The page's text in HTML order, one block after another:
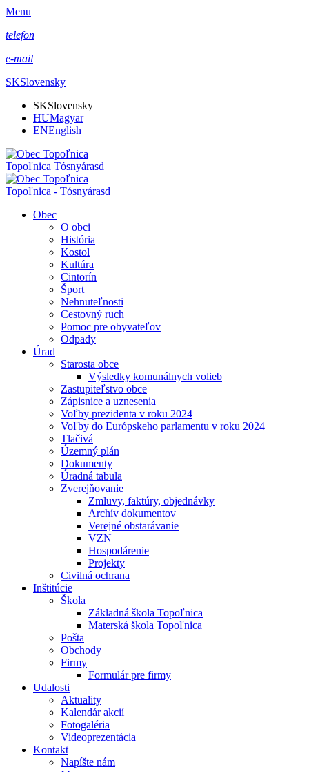
Menu
telefon
e-mail
SKSlovensky
SKSlovensky
HUMagyar
ENEnglish
Topoľnica Tósnyárasd
Topoľnica - Tósnyárasd
Obec
O obci
História
Kostol
Kultúra
Cintorín
Šport
Nehnuteľnosti
Cestovný ruch
Pomoc pre obyvateľov
Odpady
Úrad
Starosta obce
Výsledky komunálnych volieb
Zastupiteľstvo obce
Zápisnice a uznesenia
Voľby prezidenta v roku 2024
Voľby do Európskeho parlamentu v roku 2024
Tlačivá
Územný plán
Dokumenty
Úradná tabula
Zverejňovanie
Zmluvy, faktúry, objednávky
Archív dokumentov
Verejné obstarávanie
VZN
Hospodárenie
Projekty
Civilná ochrana
Inštitúcie
Škola
Základná škola Topoľnica
Materská škola Topoľnica
Pošta
Obchody
Firmy
Formulár pre firmy
Udalosti
Aktuality
Kalendár akcií
Fotogaléria
Videoprezentácia
Kontakt
Napíšte nám